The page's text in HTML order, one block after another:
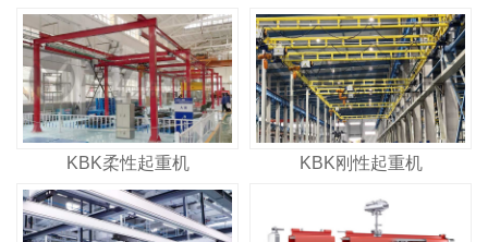
KBK柔性起重机 KBK刚性起重机